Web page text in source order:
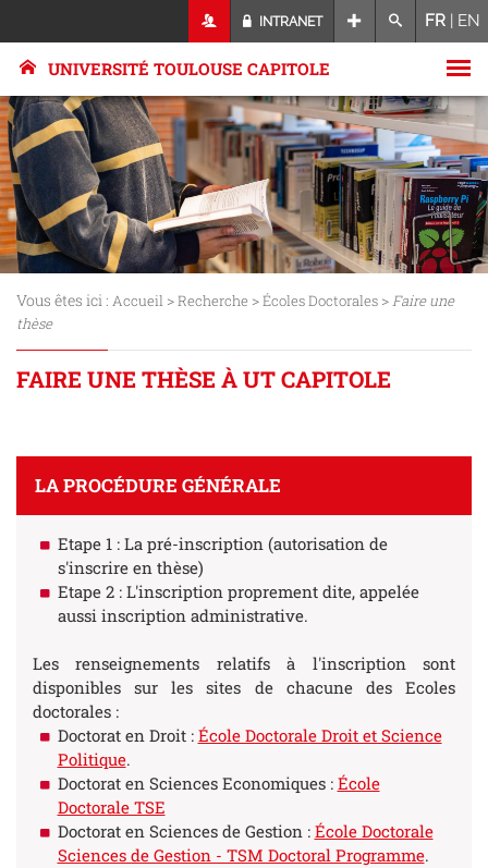
INTRANET FR | EN
UNIVERSITÉ TOULOUSE CAPITOLE
Vous êtes ici : Accueil >Recherche >Écoles Doctorales >Faire une
thèse
FAIRE UNE THÈSE À UT CAPITOLE
LA PROCÉDURE GÉNÉRALE
Etape 1 : La pré-inscription (autorisation de
s'inscrire en thèse)
Etape 2 : L'inscription proprement dite, appelée
aussi inscription administrative.
Les renseignements relatifs à l'inscription sont
disponibles sur les sites de chacune des Ecoles
doctorales :
Doctorat en Droit : École Doctorale Droit et Science
Politique.
Doctorat en Sciences Economiques : École
Doctorale TSE
Doctorat en Sciences de Gestion : École Doctorale
Sciences de Gestion - TSM Doctoral Programme.